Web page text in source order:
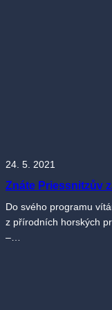
24. 5. 2021
Znáte Priessnitzův
Do svého programu
z přírodních horských
–…